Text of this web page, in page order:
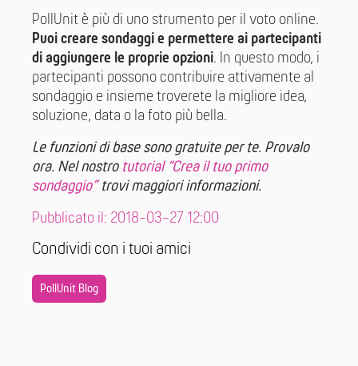
PollUnit è più di uno strumento per il voto online.
Puoi creare sondaggi e permettere ai partecipanti
di aggiungere le proprie opzioni. In questo modo, i
partecipanti possono contribuire attivamente al
sondaggio e insieme troverete la migliore idea,
soluzione, data o la foto più bella.
Le funzioni di base sono gratuite per te. Provalo
ora. Nel nostro tutorial “Crea il tuo primo
sondaggio”trovi maggiori informazioni.
Pubblicato il: 2018-03-27 12:00
Condividi con i tuoi amici
PollUnit Blog